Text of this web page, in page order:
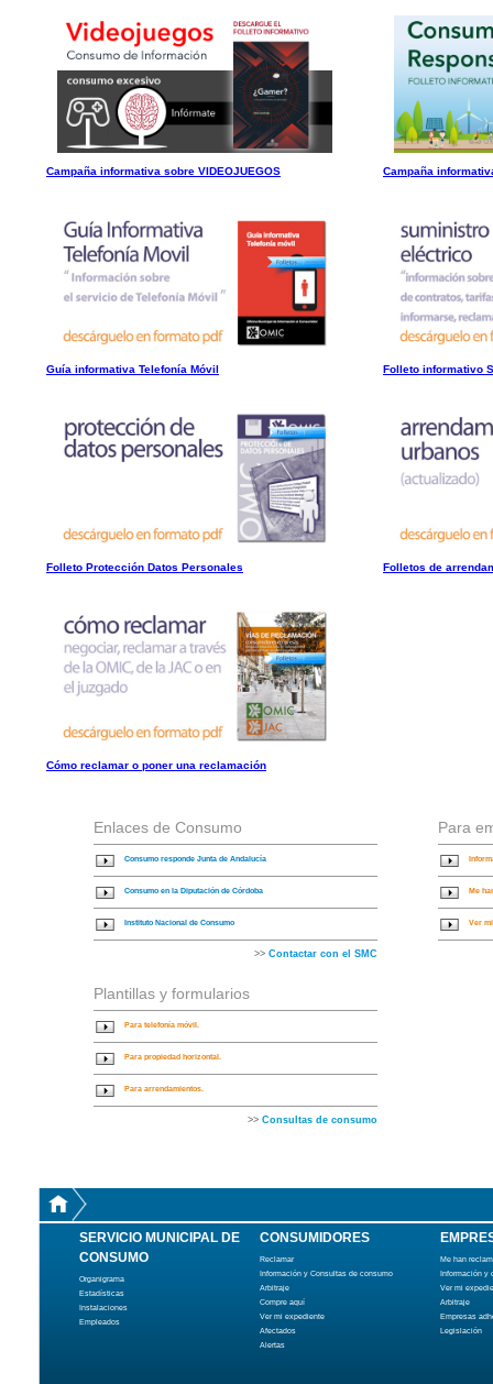
Campaña informativa sobre VIDEOJUEGOS Campaña
Guía informativa Telefonía Móvil Folleto informativo
Folleto Protección Datos Personales Folletos de
Cómo reclamar o poner una reclamación
Enlaces de Consumo
Consumo responde Junta de Andalucía
Consumo en la Diputación de Córdoba
Instituto Nacional de Consumo
>> Contactar con el SMC
Para
Me
Ver
Plantillas y formularios
Para telefonía móvil.
Para propiedad horizontal.
Para arrendamientos.
>> Consultas de consumo
SERVICIO MUNICIPAL DE
CONSUMO
Organigrama
Estadísticas
Instalaciones
Empleados
CONSUMIDORES
Reclamar
Información y Consultas de consumo
Arbitraje
Compre aquí
Ver mi expediente
Afectados
Alertas
Me han
Información y
Ver mi
Arbitraje
Empresas
Legislación